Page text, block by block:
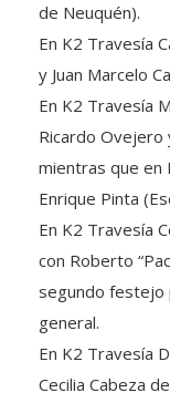
de Neuquén).
En K2 Travesía
y Juan Marcelo
En K2 Travesía
Ricardo Ovejero
mientras que en
Enrique Pinta
En K2 Travesía
con Roberto
segundo festejo
general.
En K2 Travesía
Cecilia Cabeza